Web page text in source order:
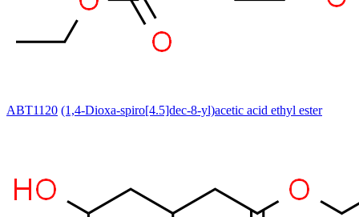
ABT1120 (1,4-Dioxa-spiro[4.5]dec-8-yl)acetic acid ethyl ester